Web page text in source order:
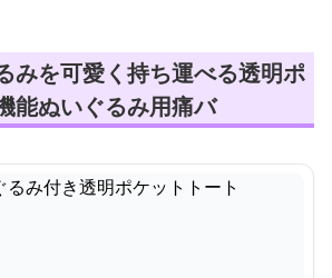
みを可愛く持ち運べる透明ポ
能ぬいぐるみ用痛バ